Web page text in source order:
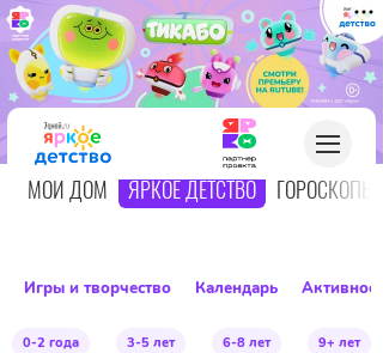
МОЙ ДОМ ЯРКОЕ ДЕТСТВО ГОРОСКОПЫ
Игры и творчество Календарь Активное
0-2 года 3-5 лет 6-8 лет 9+ лет